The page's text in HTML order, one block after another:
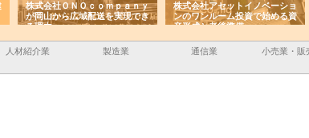
ｙ
き
株式会社アセットイノベーショ
ンのワンルーム投資で始める資
産形成と老後準備
庭楽株式会社が知多半島と三河
と名古屋で叶える理想の外構空
間
人材紹介業 製造業 通信業 小売業・販